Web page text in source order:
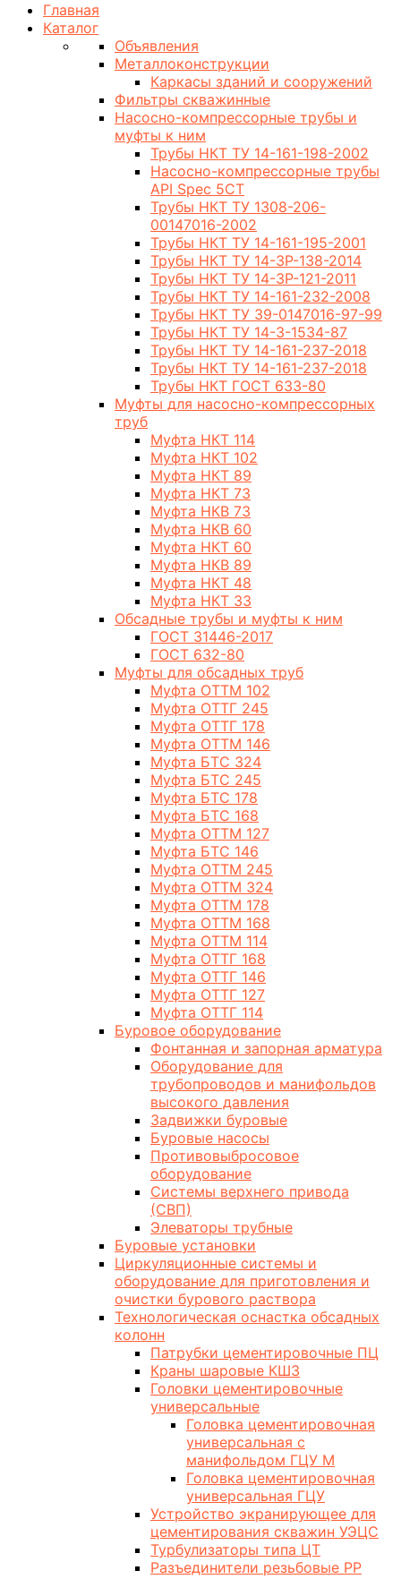
Главная
Каталог
Объявления
Металлоконструкции
Каркасы зданий и сооружений
Фильтры скважинные
Насосно-компрессорные трубы и
муфты к ним
Трубы НКТ ТУ 14-161-198-2002
Насосно-компрессорные трубы
API Spec 5CT
Трубы НКТ ТУ 1308-206-
00147016-2002
Трубы НКТ ТУ 14-161-195-2001
Трубы НКТ ТУ 14-3Р-138-2014
Трубы НКТ ТУ 14-3Р-121-2011
Трубы НКТ ТУ 14-161-232-2008
Трубы НКТ ТУ 39-0147016-97-99
Трубы НКТ ТУ 14-3-1534-87
Трубы НКТ ТУ 14-161-237-2018
Трубы НКТ ТУ 14-161-237-2018
Трубы НКТ ГОСТ 633-80
Муфты для насосно-компрессорных
труб
Муфта НКТ 114
Муфта НКТ 102
Муфта НКТ 89
Муфта НКТ 73
Муфта НКВ 73
Муфта НКВ 60
Муфта НКТ 60
Муфта НКВ 89
Муфта НКТ 48
Муфта НКТ 33
Обсадные трубы и муфты к ним
ГОСТ 31446-2017
ГОСТ 632-80
Муфты для обсадных труб
Муфта ОТТМ 102
Муфта ОТТГ 245
Муфта ОТТГ 178
Муфта ОТТМ 146
Муфта БТС 324
Муфта БТС 245
Муфта БТС 178
Муфта БТС 168
Муфта ОТТМ 127
Муфта БТС 146
Муфта ОТТМ 245
Муфта ОТТМ 324
Муфта ОТТМ 178
Муфта ОТТМ 168
Муфта ОТТМ 114
Муфта ОТТГ 168
Муфта ОТТГ 146
Муфта ОТТГ 127
Муфта ОТТГ 114
Буровое оборудование
Фонтанная и запорная арматура
Оборудование для
трубопроводов и манифольдов
высокого давления
Задвижки буровые
Буровые насосы
Противовыбросовое
оборудование
Системы верхнего привода
(СВП)
Элеваторы трубные
Буровые установки
Циркуляционные системы и
оборудование для приготовления и
очистки бурового раствора
Технологическая оснастка обсадных
колонн
Патрубки цементировочные ПЦ
Краны шаровые КШЗ
Головки цементировочные
универсальные
Головка цементировочная
универсальная с
манифольдом ГЦУ М
Головка цементировочная
универсальная ГЦУ
Устройство экранирующее для
цементирования скважин УЭЦС
Турбулизаторы типа ЦТ
Разъединители резьбовые РР